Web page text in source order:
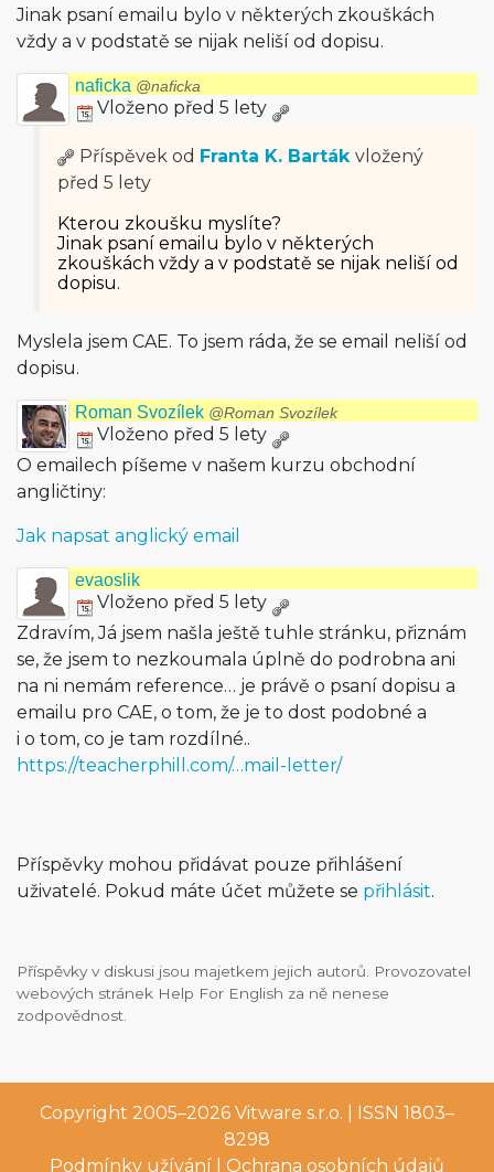
Jinak psaní emailu bylo v některých zkouškách
vždy a v podstatě se nijak neliší od dopisu.
naficka @naficka
Vloženo před 5 lety
Příspěvek od Franta K. Barták vložený
před 5 lety
Kterou zkoušku myslíte?
Jinak psaní emailu bylo v některých
zkouškách vždy a v podstatě se nijak neliší od
dopisu.
Myslela jsem CAE. To jsem ráda, že se email neliší od
dopisu.
Roman Svozílek @Roman Svozílek
Vloženo před 5 lety
O emailech píšeme v našem kurzu obchodní
angličtiny:
Jak napsat anglický email
evaoslik
Vloženo před 5 lety
Zdravím, Já jsem našla ještě tuhle stránku, přiznám
se, že jsem to nezkoumala úplně do podrobna ani
na ni nemám reference… je právě o psaní dopisu a
emailu pro CAE, o tom, že je to dost podobné a
i o tom, co je tam rozdílné..
https://teacherphill.com/…mail-letter/
Příspěvky mohou přidávat pouze přihlášení
uživatelé. Pokud máte účet můžete se přihlásit.
Příspěvky v diskusi jsou majetkem jejich autorů. Provozovatel
webových stránek Help For English za ně nenese
zodpovědnost.
Copyright 2005–2026 Vitware s.r.o. | ISSN 1803–
8298
Podmínky užívání
Ochrana osobních údajů